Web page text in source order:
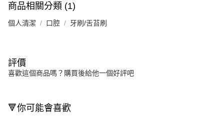
商品相關分類 (1)
個人清潔 口腔 牙刷/舌苔刷
評價
喜歡這個商品嗎？購買後給他一個好評吧
🔻你可能會喜歡